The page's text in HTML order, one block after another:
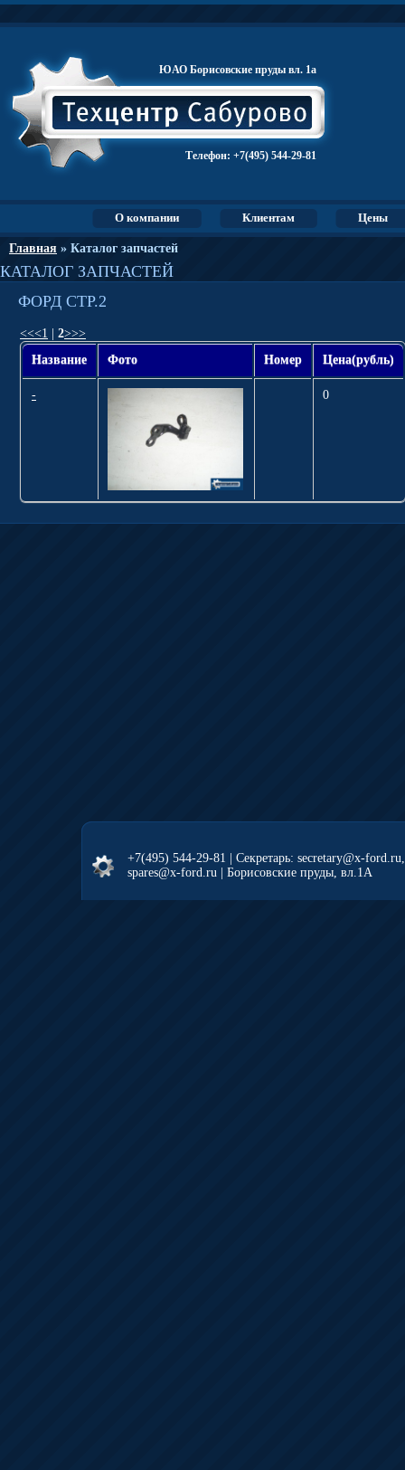
ЮАО Борисовские пруды вл. 1а
Телефон: +7(495) 544-29-81
О компании Клиентам Цены
Главная » Каталог запчастей
КАТАЛОГ ЗАПЧАСТЕЙ
ФОРД СТР.2
<<<1 2>>>
Название
Фото Номер Цена(рубль)
- 0
+7(495) 544-29-81 | Секретарь: secretary@x-
spares@x-ford.ru | Борисовские пруды, вл.1А